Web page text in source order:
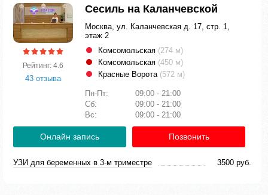
Рейтинг: 4.6
43 отзыва
Сесиль на Каланчевской
Москва, ул. Каланчевская д. 17, стр. 1,
этаж 2
Комсомольская (274 м)
Комсомольская (450 м)
Красные Ворота (572 м)
Пн-Пт:
09:00 - 21:00
Сб:
09:00 - 21:00
Вс:
09:00 - 21:00
Онлайн запись Позвонить
УЗИ для беременных в 3-м триместре 3500 руб.